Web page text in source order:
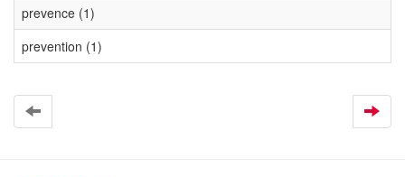
prevence (1)
prevention (1)